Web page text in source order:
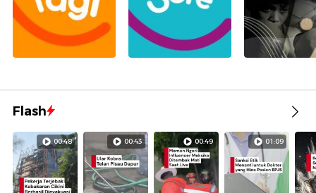
Flash
00:48 00:43 00:49 01:09